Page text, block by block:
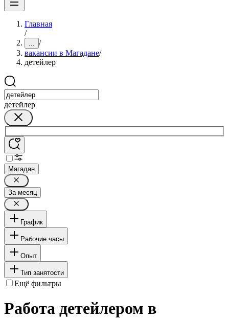
Главная
/
... /
вакансии в Магадане/
детейлер
детейлер
Магадан
За месяц
График
Рабочие часы
Опыт
Тип занятости
Ещё фильтры
Работа детейлером в